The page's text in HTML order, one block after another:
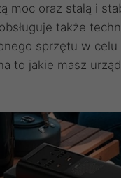
moc oraz stałą i
także
sprzętu w
to jakie masz